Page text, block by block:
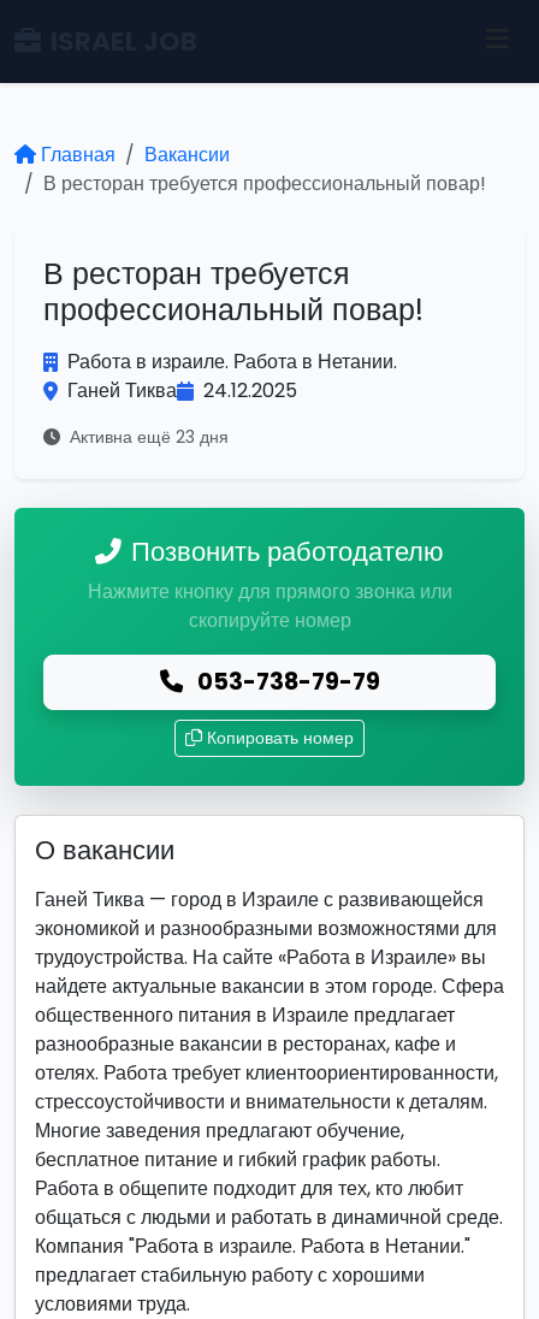
Главная
Вакансии
В ресторан требуется профессиональный повар!
В ресторан требуется
профессиональный повар!
Работа в израиле. Работа в Нетании.
Ганей Тиква
24.12.2025
Активна ещё 23 дня
Позвонить работодателю
Нажмите кнопку для прямого звонка или
скопируйте номер
053-738-79-79
Копировать номер
О вакансии
Ганей Тиква — город в Израиле с развивающейся
экономикой и разнообразными возможностями для
трудоустройства. На сайте «Работа в Израиле» вы
найдете актуальные вакансии в этом городе. Сфера
общественного питания в Израиле предлагает
разнообразные вакансии в ресторанах, кафе и
отелях. Работа требует клиентоориентированности,
стрессоустойчивости и внимательности к деталям.
Многие заведения предлагают обучение,
бесплатное питание и гибкий график работы.
Работа в общепите подходит для тех, кто любит
общаться с людьми и работать в динамичной среде.
Компания "Работа в израиле. Работа в Нетании."
предлагает стабильную работу с хорошими
условиями труда.